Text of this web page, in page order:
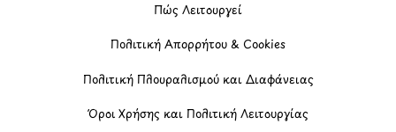
Πώς Λειτουργεί
Πολιτική Απορρήτου & Cookies
Πολιτική Πλουραλισμού και Διαφάνειας
Όροι Χρήσης και Πολιτική Λειτουργίας